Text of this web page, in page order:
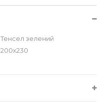
Тенсел зелений
200х230